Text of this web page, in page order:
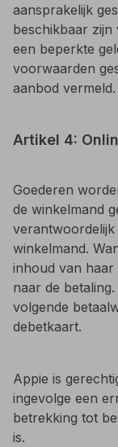
aansprakelijk
beschikbaar zijn
een beperkte
voorwaarden
aanbod vermeld.
Artikel 4:
Goederen
de winkelmand
winkelmand.
inhoud van haar
naar de
volgende
debetkaart.
Appie is
ingevolge een
betrekking tot
is.